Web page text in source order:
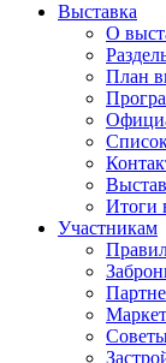
Выставка
О
План
Итоги
Участникам